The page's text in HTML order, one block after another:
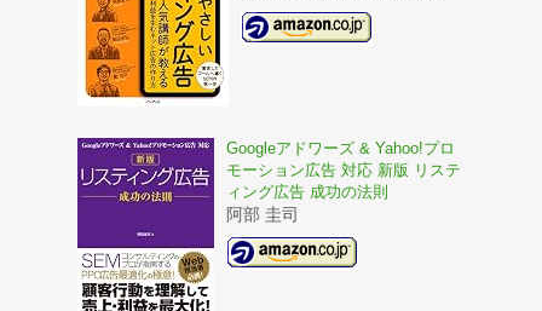
Googleアドワーズ & Yahoo!プロ
モーション広告 対応 新版 リステ
ィング広告 成功の法則
阿部 圭司